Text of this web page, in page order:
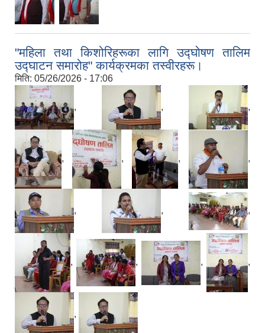
"महिला तथा किशोरिहरूका लागि उद्घोषण तालिम
उद्घाटन समारोह" कार्यक्रमका तस्वीरहरू।
मिति: 05/26/2026 - 17:06
, , ,
, , , ,
, , ,
, , , ,
,